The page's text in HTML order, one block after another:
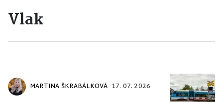
Vlak
MARTINA ŠKRABÁLKOVÁ 17. 07. 2026